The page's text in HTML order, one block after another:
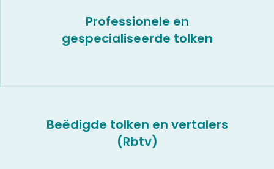
Professionele en
gespecialiseerde tolken
Beëdigde tolken en vertalers
(Rbtv)